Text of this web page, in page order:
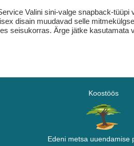
Valini sini-valge snapback-
disain muudavad selle
seisukorras. Ärge jätke
Koostöös
Edeni metsa uuendamise